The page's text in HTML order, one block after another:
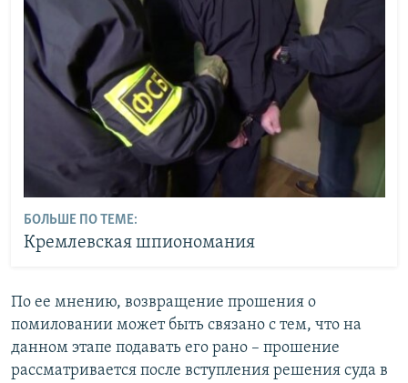
БОЛЬШЕ ПО ТЕМЕ:
Кремлевская шпиономания
По ее мнению, возвращение прошения о
помиловании может быть связано с тем, что на
данном этапе подавать его рано – прошение
рассматривается после вступления решения суда в